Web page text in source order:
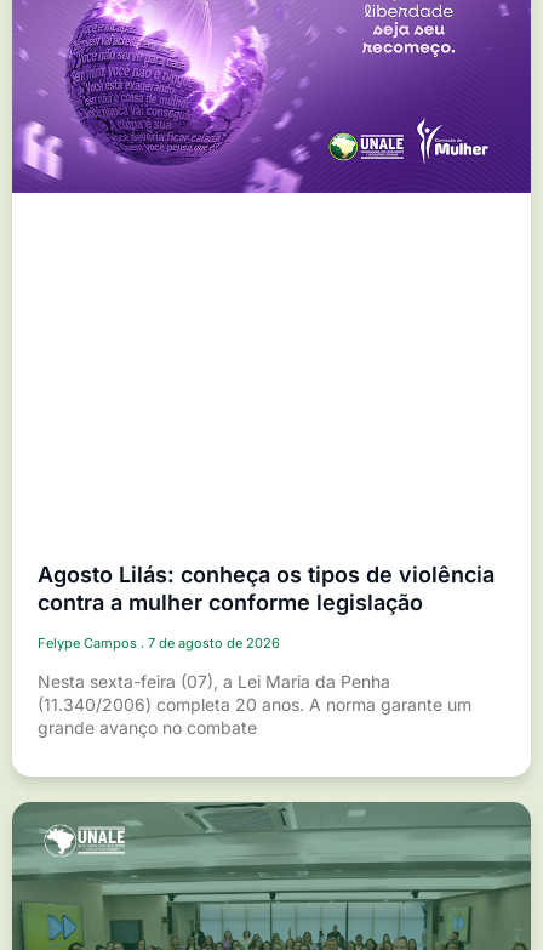
Agosto Lilás: conheça os tipos de violência
contra a mulher conforme legislação
Felype Campos 7 de agosto de 2026
Nesta sexta-feira (07), a Lei Maria da Penha
(11.340/2006) completa 20 anos. A norma garante um
grande avanço no combate